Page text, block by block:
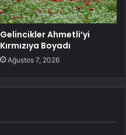
Gelincikler Ahmetli’yi
Kırmızıya Boyadı
Ağustos 7, 2026